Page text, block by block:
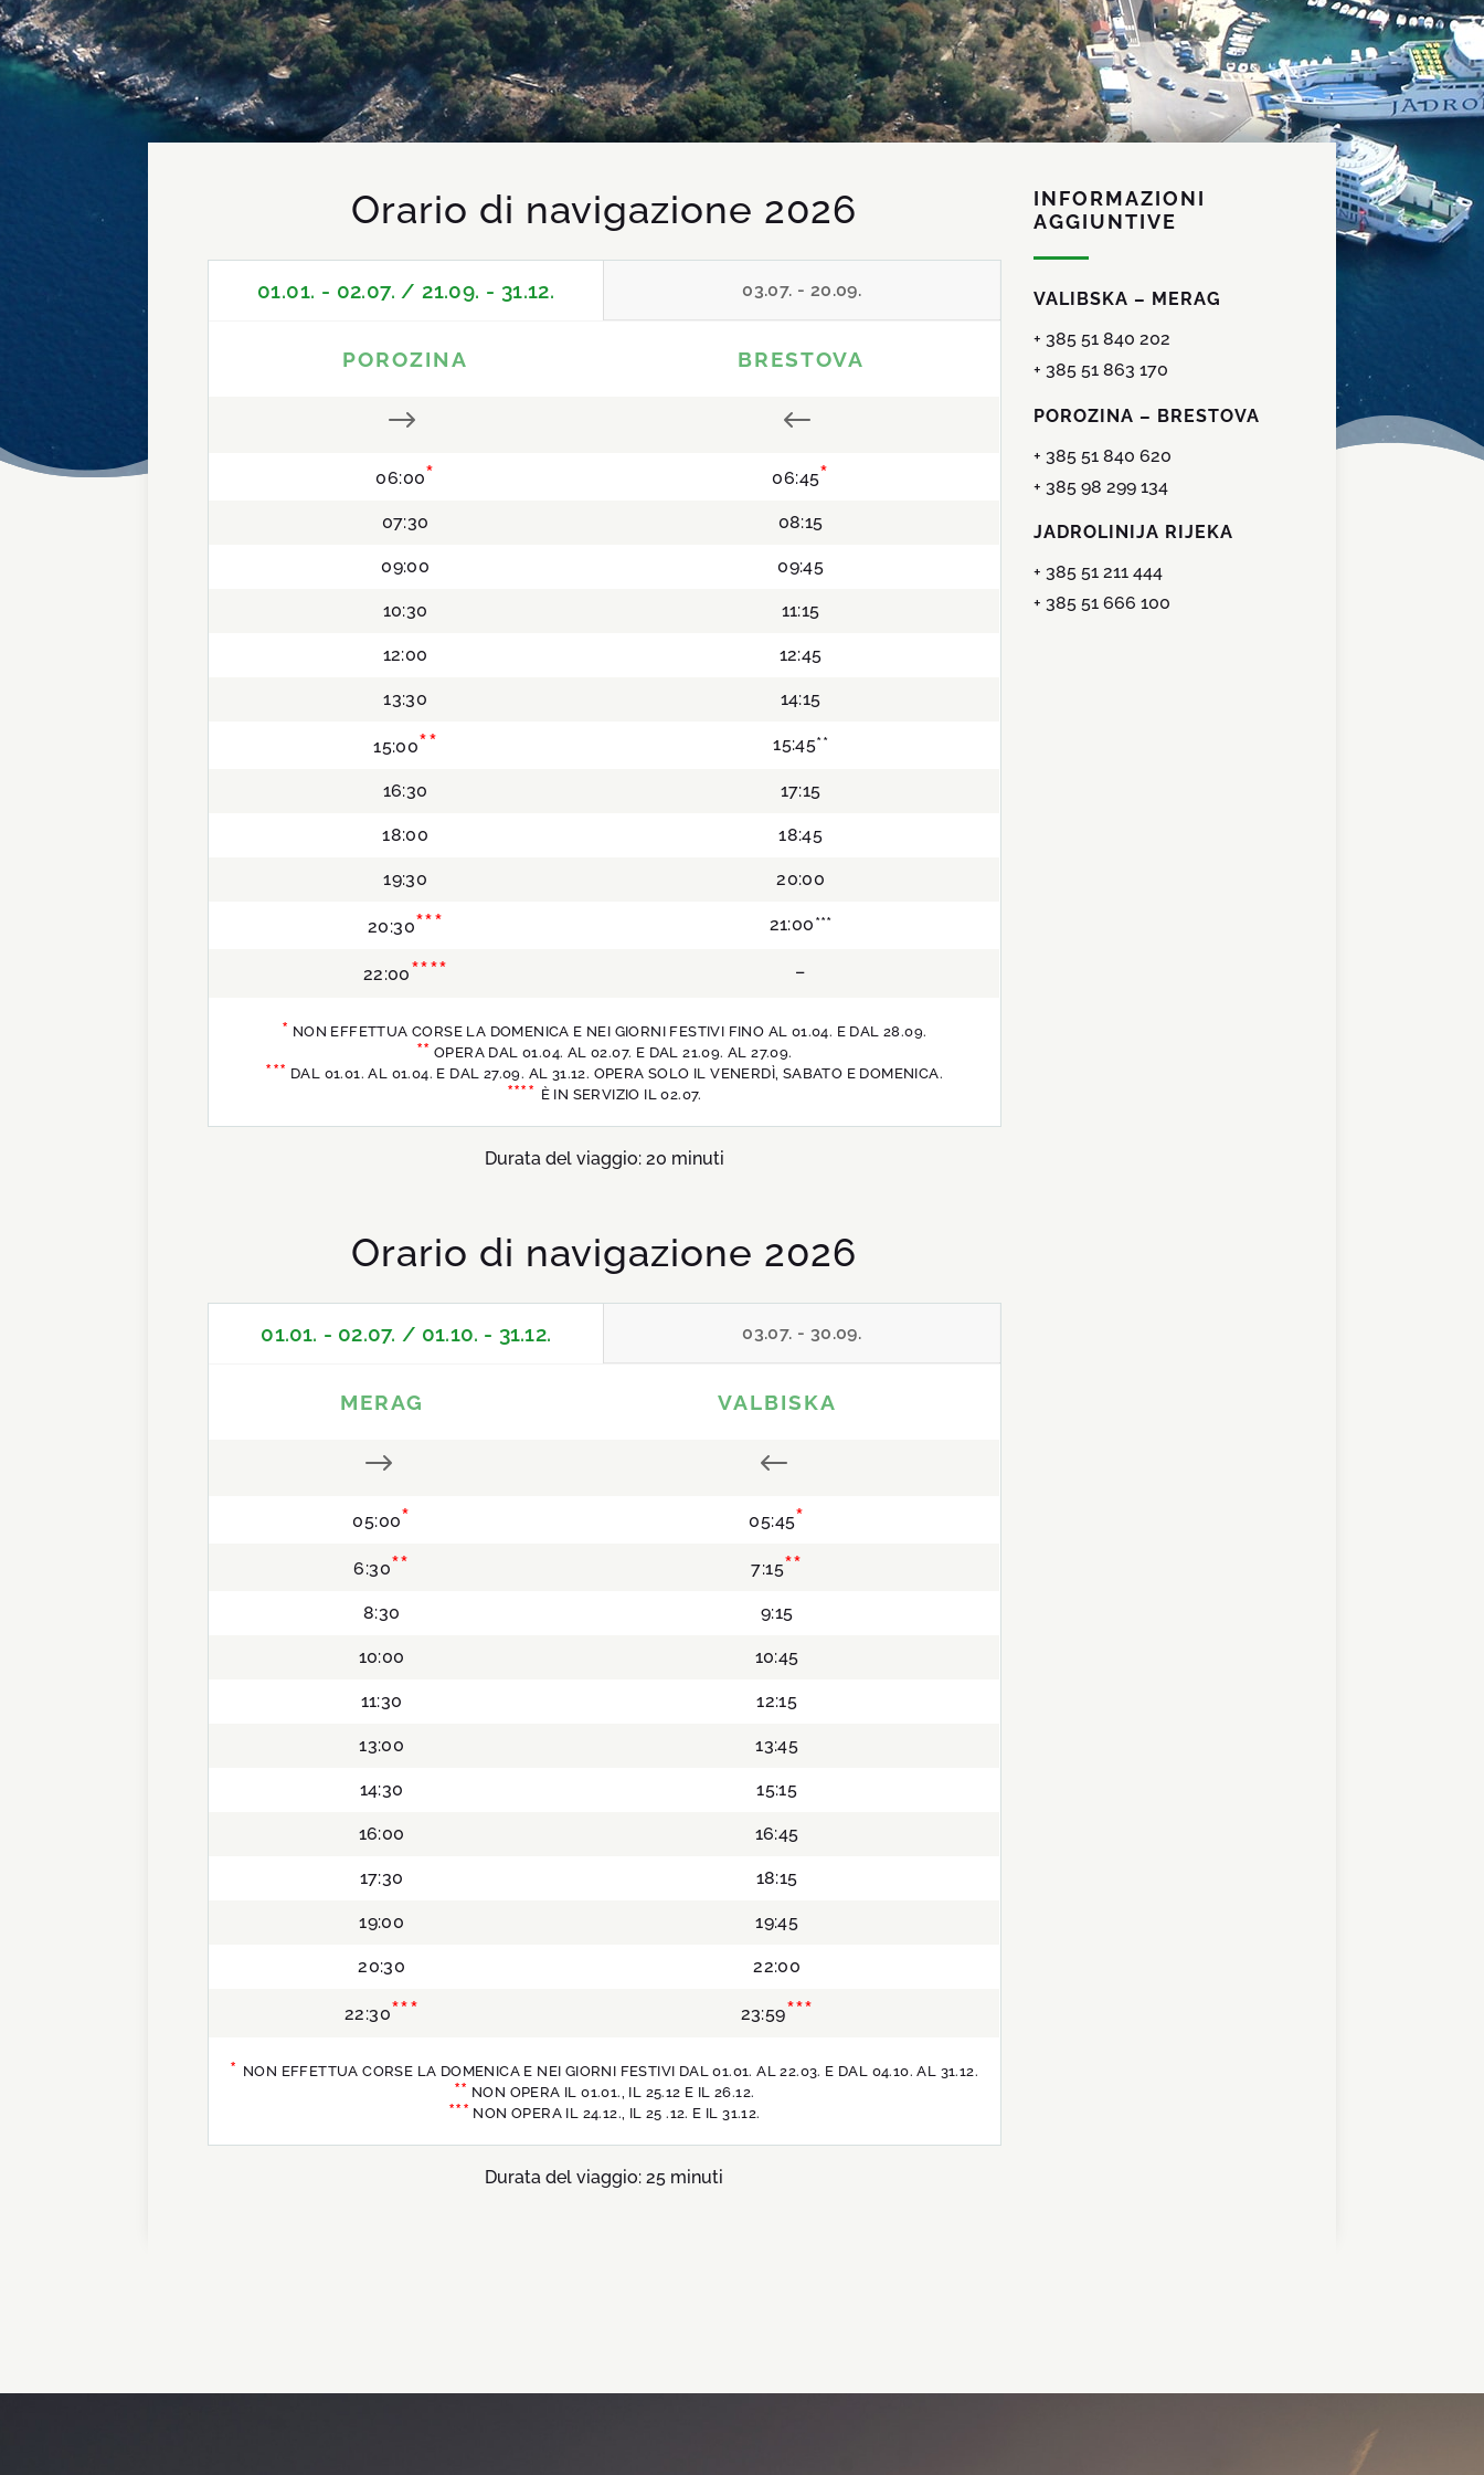
Orario di navigazione 2026
01.01. - 02.07. / 21.09. - 31.12. 03.07. - 20.09.
POROZINA BRESTOVA
$ #
06:00* 06:45*
07:30 08:15
09:00 09:45
10:30 11:15
12:00 12:45
13:30 14:15
15:00** 15:45**
16:30 17:15
18:00 18:45
19:30 20:00
20:30*** 21:00***
22:00**** –
* NON EFFETTUA CORSE LA DOMENICA E NEI GIORNI FESTIVI FINO AL 01.04. E DAL 28.09.
** OPERA DAL 01.04. AL 02.07. E DAL 21.09. AL 27.09.
*** DAL 01.01. AL 01.04. E DAL 27.09. AL 31.12. OPERA SOLO IL VENERDÌ, SABATO E DOMENICA.
**** È IN SERVIZIO IL 02.07.
Durata del viaggio: 20 minuti
Orario di navigazione 2026
01.01. - 02.07. / 01.10. - 31.12. 03.07. - 30.09.
MERAG VALBISKA
$ #
05:00* 05:45*
6:30** 7:15**
8:30 9:15
10:00 10:45
11:30 12:15
13:00 13:45
14:30 15:15
16:00 16:45
17:30 18:15
19:00 19:45
20:30 22:00
22:30*** 23:59***
* NON EFFETTUA CORSE LA DOMENICA E NEI GIORNI FESTIVI DAL 01.01. AL 22.03. E DAL 04.10. AL 31.12.
** NON OPERA IL 01.01., IL 25.12 E IL 26.12.
*** NON OPERA IL 24.12., IL 25 .12. E IL 31.12.
Durata del viaggio: 25 minuti
INFORMAZIONI
AGGIUNTIVE
VALIBSKA – MERAG
+ 385 51 840 202
+ 385 51 863 170
POROZINA – BRESTOVA
+ 385 51 840 620
+ 385 98 299 134
JADROLINIJA RIJEKA
+ 385 51 211 444
+ 385 51 666 100